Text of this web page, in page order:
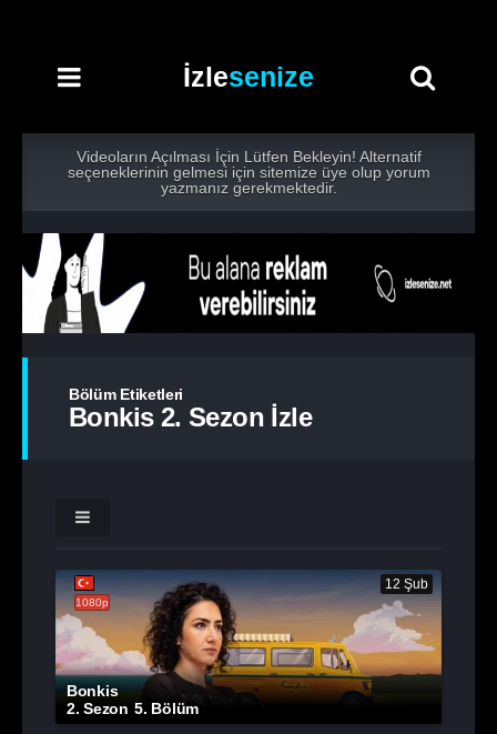
İzlesenize
Videoların Açılması İçin Lütfen Bekleyin! Alternatif
seçeneklerinin gelmesi için sitemize üye olup yorum
yazmanız gerekmektedir.
Bölüm Etiketleri
Bonkis 2. Sezon İzle
1080p
12 Şub
Bonkis
2. Sezon 5. Bölüm